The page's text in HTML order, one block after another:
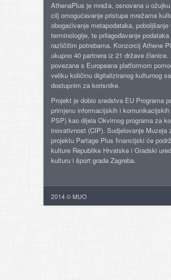
AthenaPlus je mreža, osnovana u
cilj omogućavanje pristupa mrežama
obogaćivanje metapodataka,
terminologije, te prilagođavanje
različitim potrebama. Konzorcij Athene
ukupno 40 partnera iz 21 države
povezana s Europeana platformom
veliku količinu digitaliziranog kulturnog
dostupnim za korisnike.
Projekt je dobio sredstva EU Programa
primjenu informacijskih i
PSP) kao dijela Okvirnog programa za
inovativnost (CIP). Sudjelovanje Muzeja
projektu Partage Plus financijski će
kulture Republike Hrvatske i Gradski
kulturu i šport grada Zagreba.
2014 © MUO